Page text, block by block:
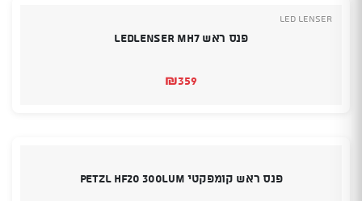
Led Lenser
פנס ראש LEDLENSER MH7
₪359
פנס ראש קומפקטי PETZL HF20 300LUM